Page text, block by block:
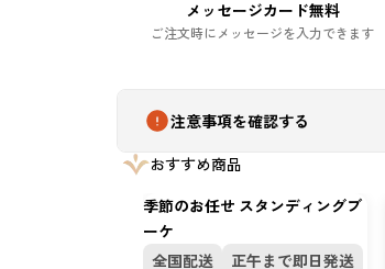
メッセージカード無料
ご注文時にメッセージを入力できます
注意事項を確認する
おすすめ商品
季節のお任せ スタンディングブ
ーケ
全国配送
正午まで即日発送